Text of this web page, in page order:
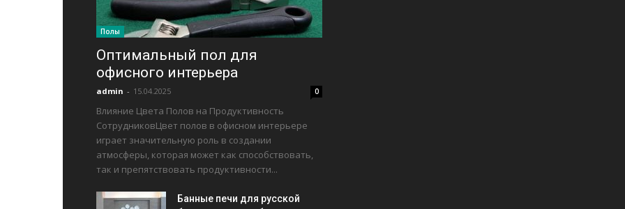
Полы
Оптимальный пол для
офисного интерьера
admin - 15.04.2025 0
Влияние Цвета Полов на Продуктивность
СотрудниковЦвет полов в офисном интерьере
играет значительную роль в создании
атмосферы, которая может как способствовать,
так и препятствовать продуктивности...
Банные печи для русской